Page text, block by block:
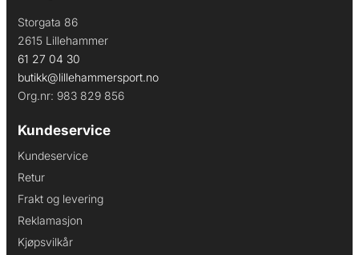
Storgata 86
2615 Lillehammer
61 27 04 30
butikk@lillehammersport.no
Org.nr: 983 829 856
Kundeservice
Kundeservice
Retur
Frakt og levering
Reklamasjon
Kjøpsvilkår